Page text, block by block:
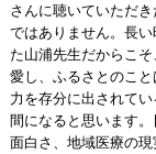
さんに聴いていただ
ではありません。長
た山浦先生だからこ
愛し、ふるさとのこ
力を存分に出されて
間になると思います。
面白さ、地域医療の